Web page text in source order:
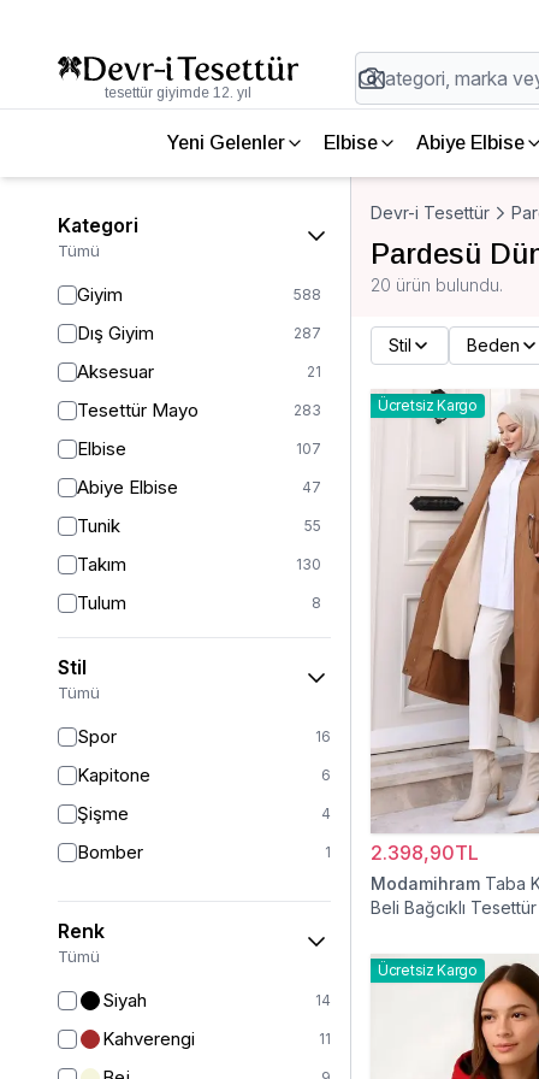
tesettür giyimde 12. yıl
Yeni Gelenler Elbise Abiye Elbise
Kategori
Tümü
Giyim 588
Dış Giyim 287
Aksesuar 21
Tesettür Mayo 283
Elbise 107
Abiye Elbise 47
Tunik 55
Takım 130
Tulum 8
Pantolon 153
Etek 19
Ferace 126
Kap & Pardesü
Trençkot
Hırka
Stil
Tümü
Spor 16
Kapitone 6
Şişme 4
Bomber 1
Renk
Tümü
Siyah 14
Kahverengi 11
Devr-i Tesettür
Pardesü
20 ürün bulundu.
Stil Beden
Ücretsiz Kargo
2.398,90TL
Modamihram Taba
Beli Bağcıklı
Ücretsiz Kargo